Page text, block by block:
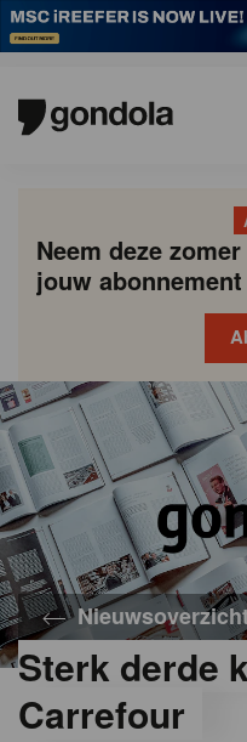
Neem deze
jouw
Sterk derde
Carrefour
Gondola
academy
Gondola
society